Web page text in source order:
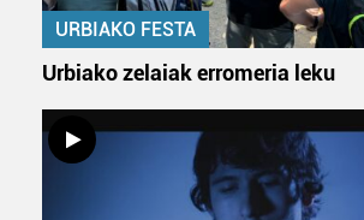
URBIAKO FESTA
Urbiako zelaiak erromeria leku